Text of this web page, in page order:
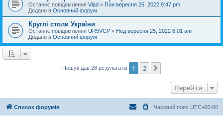
Останнє повідомлення Vlad « Пон вересня 26, 2022 9:47 pm
Додано в Основний форум
Круглі столи України
Останнє повідомлення UR5VCP « Нед вересня 25, 2022 8:01 am
Додано в Основний форум
Пошук дав 28 результатів 1 2
Перейти
Список форумів Часовий пояс UTC+03:00